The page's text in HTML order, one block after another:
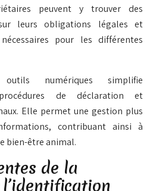
peuvent y trouver des
leurs obligations légales et
pour les différentes
numériques simplifie
de déclaration et
Elle permet une gestion plus
contribuant ainsi à
bien-être animal.
de la